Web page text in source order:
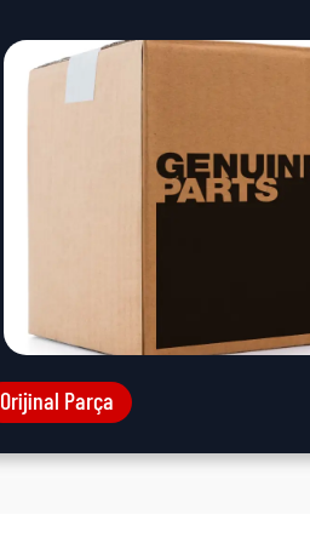
Orijinal Parça